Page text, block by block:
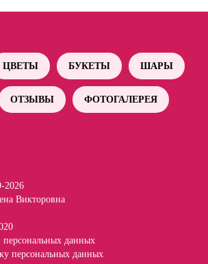
ЦВЕТЫ БУКЕТЫ ШАРЫ
ОТЗЫВЫ ФОТОГАЛЕРЕЯ
2026
Викторовна
персональных данных
персональных данных